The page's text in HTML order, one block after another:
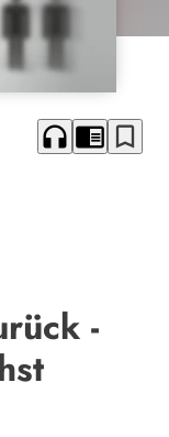
headphones chrome_reader_mode bookmark_border
-